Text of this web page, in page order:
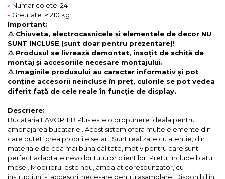
• Numar colete: 24
• Greutate: ≈ 210 kg
Important:
⚠️ Chiuveta, electrocasnicele și elementele de decor NU
SUNT INCLUSE (sunt doar pentru prezentare)!
⚠️ Produsul se livrează demontat, însoțit de schiță de
montaj și accesoriile necesare montajului.
⚠️ Imaginile produsului au caracter informativ și pot
conține accesorii neincluse în preț, culorile se pot vedea
diferit față de cele reale în funcție de display.
Descriere:
Bucataria FAVORIT B Plus este o propunere ideala pentru
amenajarea bucatariei. Acest sistem ofera multe elemente din
care puteti crea propriile setari. Sunt realizate cu atentie, din
materiale de cea mai buna calitate, motiv pentru care sunt
perfect adaptate nevoilor tuturor clientilor. Pretul include blatul
mesei. Mobilierul este nou, ambalat corespunzator, cu
instructiuni si accesorii necesare pentru asamblare. Disponibil in